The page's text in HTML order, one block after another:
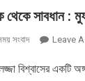
থেকে সাবধান :
সংবাদ Leave
বিশ্বাসের একটি